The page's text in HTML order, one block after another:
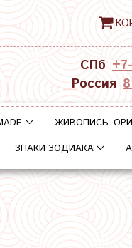
СПб
Россия
ЖИВОПИСЬ.
ЗНАКИ ЗОДИАКА